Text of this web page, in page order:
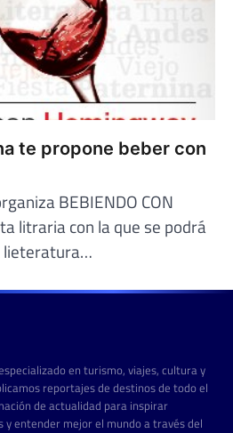
te propone beber con
BEBIENDO CON
litraria con la que se podrá
lieteratura…
en turismo, viajes, cultura y
reportajes de destinos de todo el
de actualidad para inspirar
y entender mejor el mundo a través del